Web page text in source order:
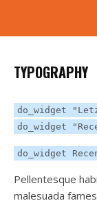
TYPOGRAPHY
do_widget
do_widget
do_widget
Pellentesque
malesuada